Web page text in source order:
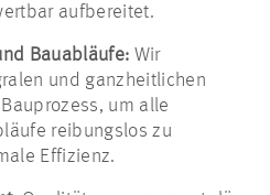
aufbereitet.
Bauabläufe: Wir
und ganzheitlichen
um alle
reibungslos zu
Effizienz.